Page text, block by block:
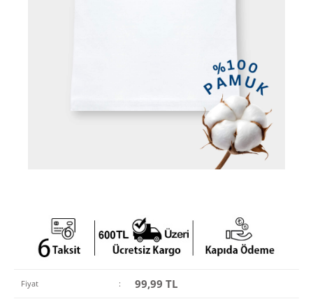
Fiyat : 99,99 TL